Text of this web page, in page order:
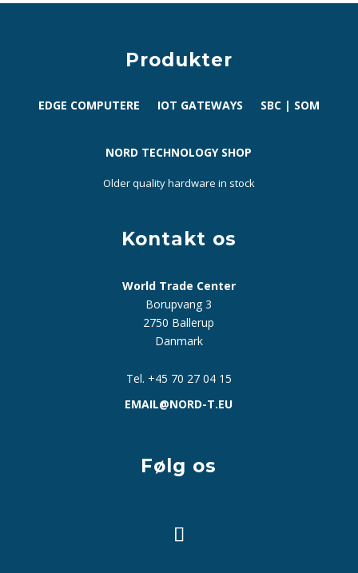
Produkter
EDGE COMPUTERE IOT GATEWAYS SBC | SOM
NORD TECHNOLOGY SHOP
Older quality hardware in stock
Kontakt os
World Trade Center
Borupvang 3
2750 Ballerup
Danmark
Tel. +45 70 27 04 15
EMAIL@NORD-T.EU
Følg os